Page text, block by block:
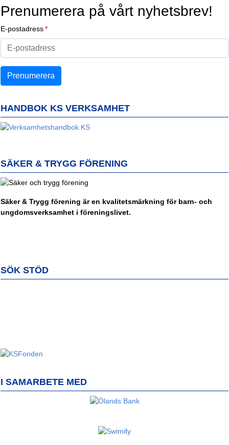
Prenumerera på vårt nyhetsbrev!
E-postadress
HANDBOK KS VERKSAMHET
SÄKER & TRYGG FÖRENING
Säker & Trygg förening är en kvalitetsmärkning för barn- och
ungdomsverksamhet i föreningslivet.
SÖK STÖD
I SAMARBETE MED